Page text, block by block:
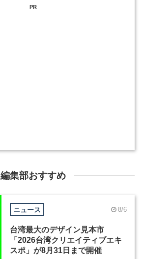
PR
編集部おすすめ
ニュース 8/6
台湾最大のデザイン見本市
「2026台湾クリエイティブエキ
スポ」が8月31日まで開催